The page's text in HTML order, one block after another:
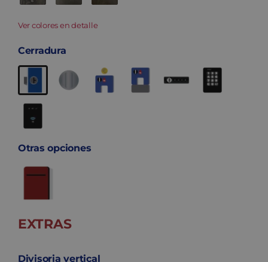
Ver colores en detalle
Cerradura
Otras opciones
EXTRAS
Divisoria vertical